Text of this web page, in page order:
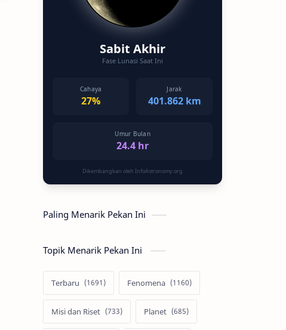
Sabit Akhir
Fase Lunasi Saat Ini
Cahaya
27%
Jarak
401.862 km
Umur Bulan
24.4 hr
Dikembangkan oleh InfoAstronomy.org
Paling Menarik Pekan Ini
Topik Menarik Pekan Ini
Terbaru Fenomena
Misi dan Riset Planet